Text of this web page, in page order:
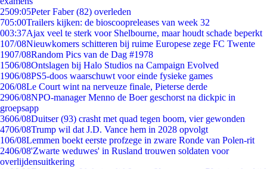
2509:05Peter Faber (82) overleden
705:00Trailers kijken: de bioscoopreleases van week 32
003:37Ajax veel te sterk voor Shelbourne, maar houdt schade beperkt
107/08Nieuwkomers schitteren bij ruime Europese zege FC Twente
1907/08Random Pics van de Dag #1978
1506/08Ontslagen bij Halo Studios na Campaign Evolved
1906/08PS5-doos waarschuwt voor einde fysieke games
206/08Le Court wint na nerveuze finale, Pieterse derde
2906/08NPO-manager Menno de Boer geschorst na dickpic in
groepsapp
3606/08Duitser (93) crasht met quad tegen boom, vier gewonden
4706/08Trump wil dat J.D. Vance hem in 2028 opvolgt
106/08Lemmen boekt eerste profzege in zware Ronde van Polen-rit
2406/08'Zwarte weduwes' in Rusland trouwen soldaten voor
overlijdensuitkering